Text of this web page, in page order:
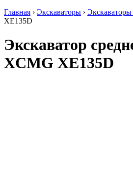
Главная › Экскаваторы › Экскаваторы
XE135D
Экскаватор
XCMG XE135D